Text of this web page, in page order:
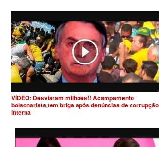
VÍDEO: Desviaram milhões!! Acampamento
bolsonarista tem briga após denúncias de corrupção
interna